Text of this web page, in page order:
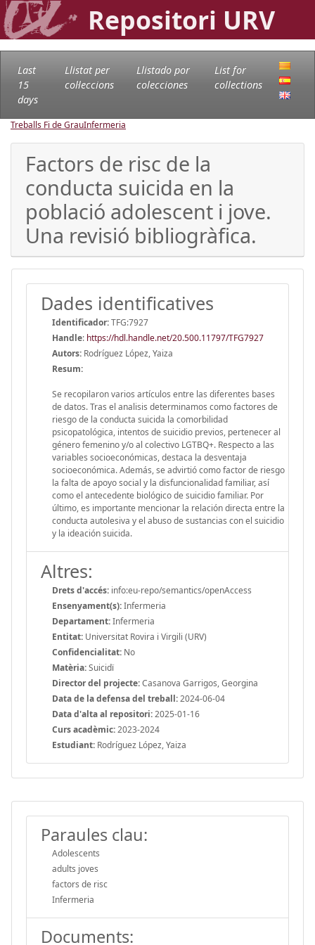
Repositori URV
Last
15
days
Llistat per
col·leccions
Llistado por
colecciones
List for
collections
Treballs Fi de GrauInfermeria
Factors de risc de la
conducta suicida en la
població adolescent i jove.
Una revisió bibliogràfica.
Dades identificatives
Identificador:TFG:7927
Handle: https://hdl.handle.net/20.500.11797/TFG7927
Autors: Rodríguez López, Yaiza
Resum:
Se recopilaron varios artículos entre las diferentes bases
de datos. Tras el analisis determinamos como factores de
riesgo de la conducta suicida la comorbilidad
psicopatológica, intentos de suicidio previos, pertenecer al
género femenino y/o al colectivo LGTBQ+. Respecto a las
variables socioeconómicas, destaca la desventaja
socioeconómica. Además, se advirtió como factor de riesgo
la falta de apoyo social y la disfuncionalidad familiar, así
como el antecedente biológico de suicidio familiar. Por
último, es importante mencionar la relación directa entre la
conducta autolesiva y el abuso de sustancias con el suicidio
y la ideación suicida.
Altres:
Drets d'accés: info:eu-repo/semantics/openAccess
Ensenyament(s):Infermeria
Departament:Infermeria
Entitat: Universitat Rovira i Virgili (URV)
Confidencialitat: No
Matèria:Suicidï
Director del projecte:Casanova Garrigos, Georgina
Data de la defensa del treball:2024-06-04
Data d'alta al repositori:2025-01-16
Curs acadèmic:2023-2024
Estudiant: Rodríguez López, Yaiza
Paraules clau:
Adolescents
adults joves
factors de risc
Infermeria
Documents: